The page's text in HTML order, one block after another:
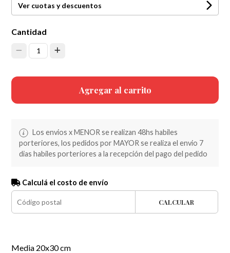
Ver cuotas y descuentos
Cantidad
1
Agregar al carrito
Los envios x MENOR se realizan 48hs habiles
porteriores, los pedidos por MAYOR se realiza el envio 7
dias habiles porteriores a la recepción del pago del pedido
Calculá el costo de envío
CALCULAR
Media 20x30 cm